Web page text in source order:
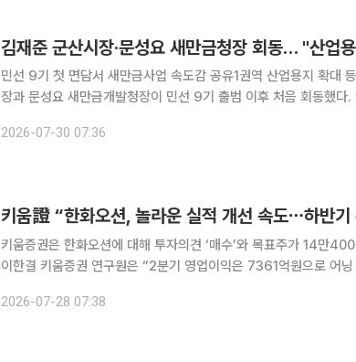
민선 9기 첫 면담서 새만금사업 속도감 공유1권역 산업용지 확대 등 6대 현안
장과 문성요 새만금개발청장이 민선 9기 출범 이후 처음 회동했다
면담했다. 양 기관 주요 부서장도 참석해 산업기반과 교통·환경·
2026-07-30 07:36
키움證 “한화오션, 놀라운 실적 개선 속도⋯하반기
키움증권은 한화오션에 대해 투자의견 ‘매수’와 목표주가 14만
이한결 키움증권 연구원은 “2분기 영업이익은 7361억원으로 어
션의 27일 종가는 8만8800원이다. 목표주가 기준 상승 여
2026-07-28 07:38